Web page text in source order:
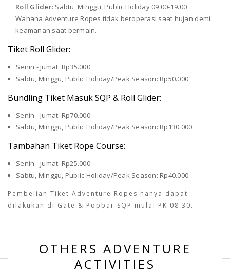
Roll Glider: Sabtu, Minggu, Public Holiday 09.00-19.00
Wahana Adventure Ropes tidak beroperasi saat hujan demi
keamanan saat bermain.
Tiket Roll Glider:
Senin - Jumat: Rp35.000
Sabtu, Minggu, Public Holiday/Peak Season: Rp50.000
Bundling Tiket Masuk SQP & Roll Glider:
Senin - Jumat: Rp70.000
Sabtu, Minggu, Public Holiday/Peak Season: Rp130.000
Tambahan Tiket Rope Course:
Senin - Jumat: Rp25.000
Sabtu, Minggu, Public Holiday/Peak Season: Rp40.000
Pembelian Tiket Adventure Ropes hanya dapat
dilakukan di Gate & Popbar SQP mulai PK 08:30.
OTHERS ADVENTURE
ACTIVITIES